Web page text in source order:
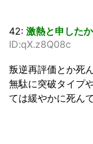
42: 激熱と申したか
ID:qX.z8Q08c
叛逆再評価とか死
無駄に突破タイプ
ては緩やかに死ん